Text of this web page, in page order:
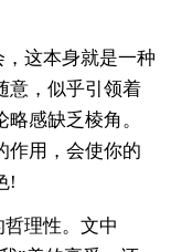
这本身就是一种
意，似乎引领着
感缺乏棱角。
作用，会使你的
!
理性。文中